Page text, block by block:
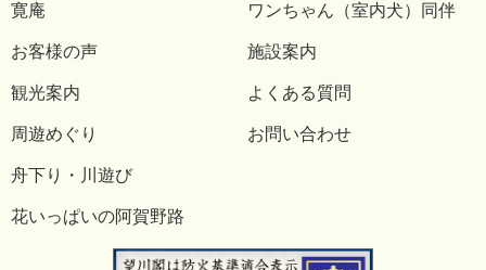
寛庵 ワンちゃん（室内犬）同伴
お客様の声
観光案内
周遊めぐり
舟下り・川遊び
花いっぱいの阿賀野路
施設案内
よくある質問
お問い合わせ